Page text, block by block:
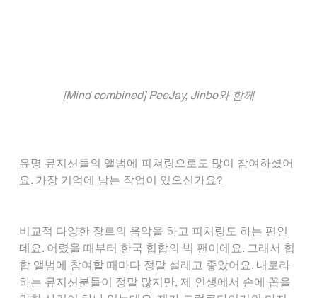
[Mind combined] PeeJay, Jinbo와 함께
유명 뮤지션들의 앨범에 피쳐링으로도 많이 참여하셨어
요. 가장 기억에 남는 작업이 있으신가요?
비교적 다양한 장르의 음악을 하고 피처링도 하는 편인
데요. 어렸을 때부터 한국 힙합의 빅 팬이에요. 그래서 힙
합 앨범에 참여할 때마다 정말 설레고 좋았어요. 내로라
하는 뮤지션분들이 정말 많지만, 제 인생에서 손에 꼽을